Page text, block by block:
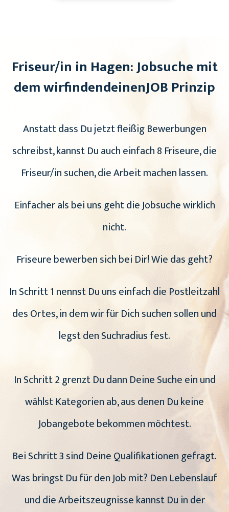
Friseur/in in Hagen: Jobsuche mit
dem wirfindendeinenJOB Prinzip
Anstatt dass Du jetzt fleißig Bewerbungen
schreibst, kannst Du auch einfach 8 Friseure, die
Friseur/in suchen, die Arbeit machen lassen.
Einfacher als bei uns geht die Jobsuche wirklich
nicht.
Friseure bewerben sich bei Dir! Wie das geht?
In Schritt 1 nennst Du uns einfach die Postleitzahl
des Ortes, in dem wir für Dich suchen sollen und
legst den Suchradius fest.
In Schritt 2 grenzt Du dann Deine Suche ein und
wählst Kategorien ab, aus denen Du keine
Jobangebote bekommen möchtest.
Bei Schritt 3 sind Deine Qualifikationen gefragt.
Was bringst Du für den Job mit? Den Lebenslauf
und die Arbeitszeugnisse kannst Du in der